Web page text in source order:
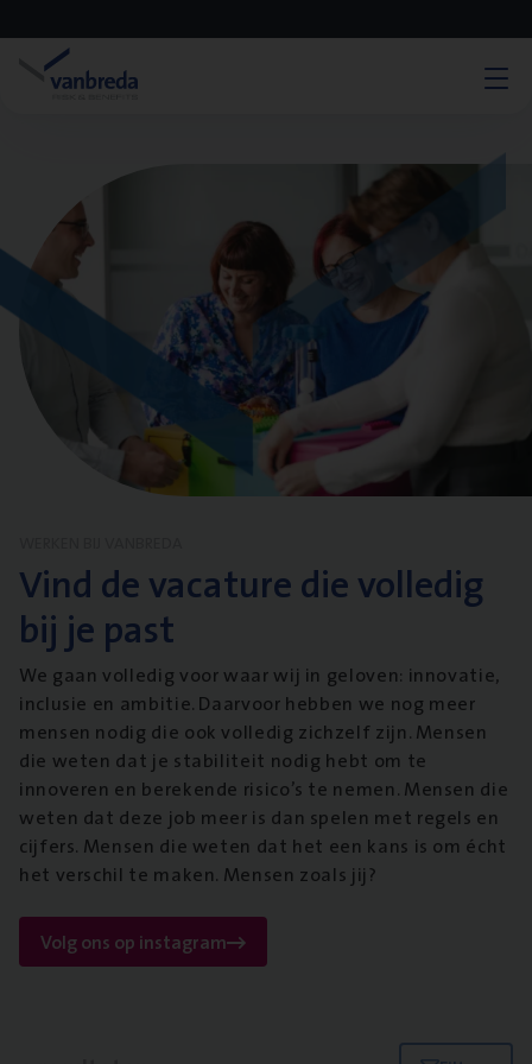
Vind de vacature die volledig
bij je past
We gaan volledig voor waar wij in geloven: innovatie,
inclusie en ambitie. Daarvoor hebben we nog meer
mensen nodig die ook volledig zichzelf zijn. Mensen
die weten dat je stabiliteit nodig hebt om te
innoveren en berekende risico’s te nemen. Mensen die
weten dat deze job meer is dan spelen met regels en
cijfers. Mensen die weten dat het een kans is om écht
het verschil te maken. Mensen zoals jij?
Volg ons op instagram